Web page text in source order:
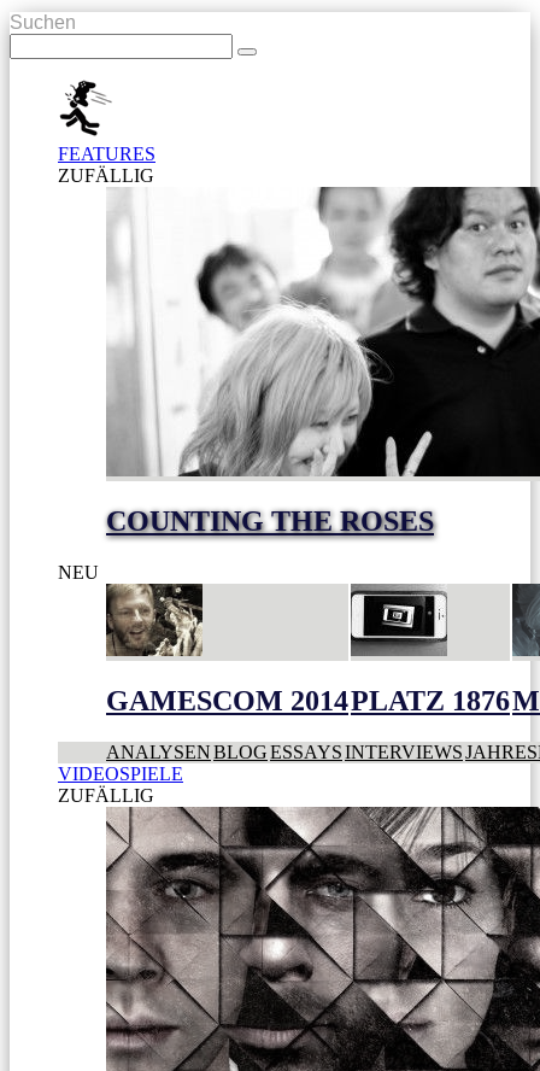
Suchen
FEATURES
ZUFÄLLIG
COUNTING THE ROSES
NEU
GAMESCOM 2014PLATZ 1876
ANALYSENBLOGESSAYSINTERVIEWS
VIDEOSPIELE
ZUFÄLLIG